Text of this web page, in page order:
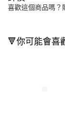
喜歡這個商品嗎？
🔻你可能會喜